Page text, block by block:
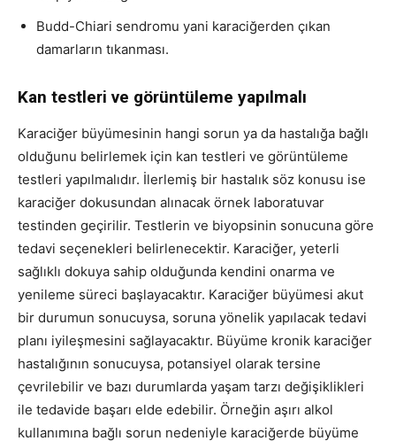
Budd-Chiari sendromu yani karaciğerden çıkan
damarların tıkanması.
Kan testleri ve görüntüleme yapılmalı
Karaciğer büyümesinin hangi sorun ya da hastalığa bağlı
olduğunu belirlemek için kan testleri ve görüntüleme
testleri yapılmalıdır. İlerlemiş bir hastalık söz konusu ise
karaciğer dokusundan alınacak örnek laboratuvar
testinden geçirilir. Testlerin ve biyopsinin sonucuna göre
tedavi seçenekleri belirlenecektir. Karaciğer, yeterli
sağlıklı dokuya sahip olduğunda kendini onarma ve
yenileme süreci başlayacaktır. Karaciğer büyümesi akut
bir durumun sonucuysa, soruna yönelik yapılacak tedavi
planı iyileşmesini sağlayacaktır. Büyüme kronik karaciğer
hastalığının sonucuysa, potansiyel olarak tersine
çevrilebilir ve bazı durumlarda yaşam tarzı değişiklikleri
ile tedavide başarı elde edebilir. Örneğin aşırı alkol
kullanımına bağlı sorun nedeniyle karaciğerde büyüme